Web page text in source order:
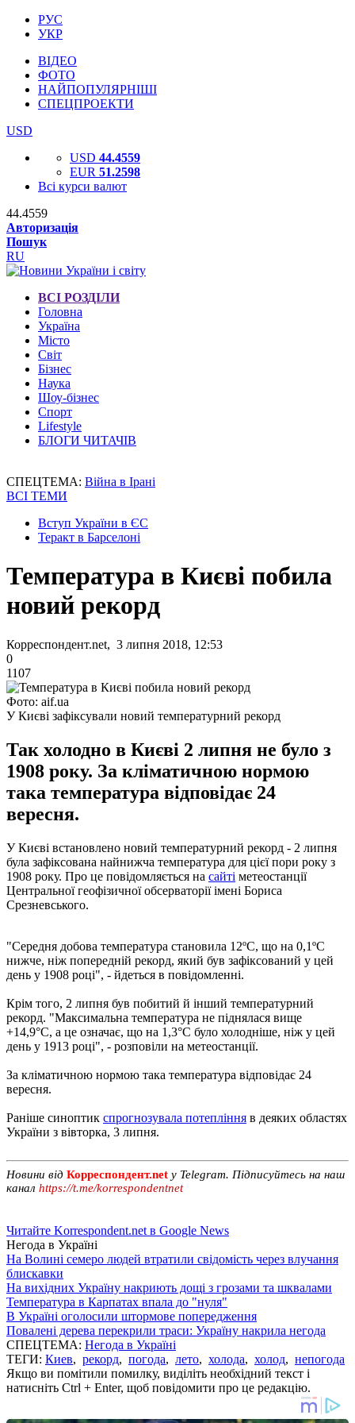
РУС
УКР
ВІДЕО
ФОТО
НАЙПОПУЛЯРНІШІ
СПЕЦПРОЕКТИ
USD
USD 44.4559
EUR 51.2598
Всі курси валют
44.4559
Авторизація
Пошук
RU
ВСІ РОЗДІЛИ
Головна
Україна
Місто
Світ
Бізнес
Наука
Шоу-бізнес
Спорт
Lifestyle
БЛОГИ ЧИТАЧІВ
СПЕЦТЕМА: Війна в Ірані
ВСІ ТЕМИ
Вступ України в ЄС
Теракт в Барселоні
Температура в Києві побила
новий рекорд
Корреспондент.net, 3 липня 2018, 12:53
0
1107
Фото: aif.ua
У Києві зафіксували новий температурний рекорд
Так холодно в Києві 2 липня не було з
1908 року. За кліматичною нормою
така температура відповідає 24
вересня.
У Києві встановлено новий температурний рекорд - 2 липня
була зафіксована найнижча температура для цієї пори року з
1908 року. Про це повідомляється на сайті метеостанції
Центральної геофізичної обсерваторії імені Бориса
Срезневського.
"Середня добова температура становила 12ºС, що на 0,1ºС
нижче, ніж попередній рекорд, який був зафіксований у цей
день у 1908 році", - йдеться в повідомленні.
Крім того, 2 липня був побитий й інший температурний
рекорд. "Максимальна температура не піднялася вище
+14,9°С, а це означає, що на 1,3°С було холодніше, ніж у цей
день у 1913 році", - розповіли на метеостанції.
За кліматичною нормою така температура відповідає 24
вересня.
Раніше синоптик спрогнозувала потепління в деяких областях
України з вівторка, 3 липня.
Новини від Корреспондент.net у Telegram. Підписуйтесь на наш
канал https://t.me/korrespondentnet
Читайте Korrespondent.net в Google News
Негода в Україні
На Волині семеро людей втратили свідомість через влучання
блискавки
На вихідних Україну накриють дощі з грозами та шквалами
Температура в Карпатах впала до "нуля"
В Україні оголосили штормове попередження
Повалені дерева перекрили траси: Україну накрила негода
СПЕЦТЕМА: Негода в Україні
ТЕГИ: Киев, рекорд, погода, лето, холода, холод, непогода
Якщо ви помітили помилку, виділіть необхідний текст і
натисніть Ctrl + Enter, щоб повідомити про це редакцію.